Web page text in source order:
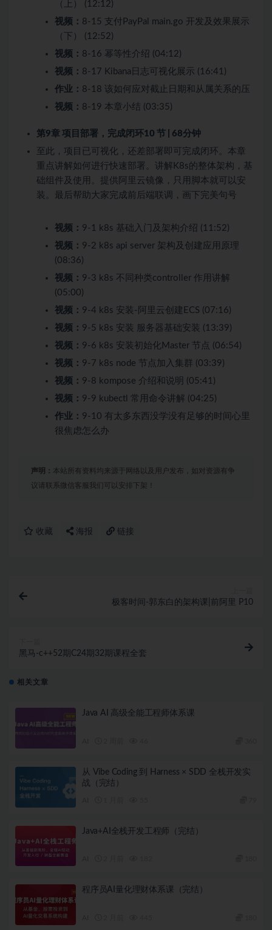
（上） (12:12)
视频： 8-15 支付PayPal main.go 开发及效果展示
（下） (12:52)
视频： 8-16 幂等性介绍 (04:12)
视频： 8-17 Kibana日志可视化展示 (16:41)
作业： 8-18 该如何应对截止日期和从属关系的压
视频： 8-19 本章小结 (03:35)
第9章 项目部署，完成闭环10 节 | 68分钟
至此，项目已可视化，还差部署即可完成闭环。本章
重点讲解如何进行快速部署。讲解K8s的整体架构，基
础组件及使用。提供阿里云镜像，只用脚本就可以安
装。最后帮助大家完成前后端联调，画下完美句号
视频： 9-1 k8s 基础入门及架构介绍 (11:52)
视频： 9-2 k8s api server 架构及创建应用原理
(08:36)
视频： 9-3 k8s 不同种类controller 作用讲解
(05:00)
视频： 9-4 k8s 安装-阿里云创建ECS (07:16)
视频： 9-5 k8s 安装 服务器基础安装 (13:39)
视频： 9-6 k8s 安装初始化Master 节点 (06:54)
视频： 9-7 k8s node 节点加入集群 (03:39)
视频： 9-8 kompose 介绍和说明 (05:41)
视频： 9-9 kubectl 常用命令讲解 (04:25)
作业： 9-10 有太多东西没学没有足够的时间心里
很焦虑怎么办
声明： 本站所有资料均来源于网络以及用户发布，如对资源有争
议请联系微信客服我们可以安排下架！
收藏 海报 链接
极客时间-郭东白的架构课|前阿里 P10
黑马-c++52期C24期32期课程全套
相关文章
Java AI 高级全能工程师体系课
从 Vibe Coding 到 Harness × SDD 全栈开发实
战（完结）
Java+AI全栈开发工程师（完结）
程序员AI量化理财体系课（完结）